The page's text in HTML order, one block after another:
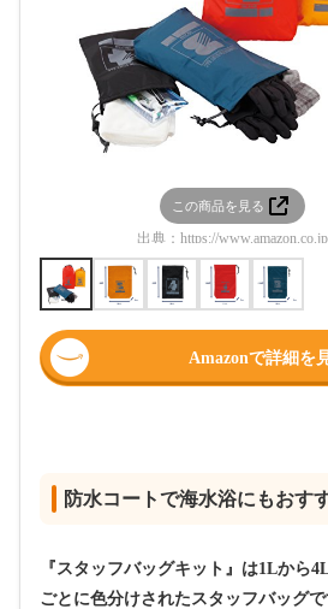
この商品を見る
出典： https://www.amazon.co.jp
Amazonで詳細を
防水コートで海水浴にもおす
『スタッフバッグキット』は1Lから
ごとに色分けされたスタッフバッグで